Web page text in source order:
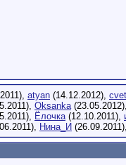
atyan (14.12.2012),
Oksanka(23.05.2012),
Ёлочка(12.10.2011),
Нина_И (26.09.2011),